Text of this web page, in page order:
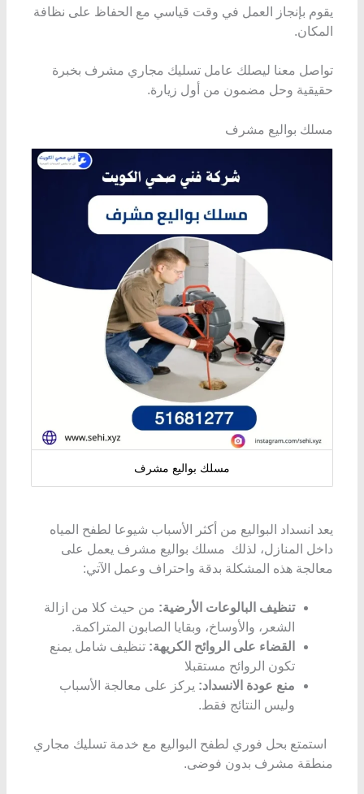
يقوم بإنجاز العمل في وقت قياسي مع الحفاظ على نظافة
المكان.
تواصل معنا ليصلك عامل تسليك مجاري مشرف بخبرة
حقيقية وحل مضمون من أول زيارة.
مسلك بواليع مشرف
مسلك بواليع مشرف
يعد انسداد البواليع من أكثر الأسباب شيوعا لطفح المياه
داخل المنازل، لذلك مسلك بواليع مشرف يعمل على
معالجة هذه المشكلة بدقة واحتراف وعمل الآتي:
تنظيف البالوعات الأرضية: من حيث كلا من ازالة
الشعر، والأوساخ، وبقايا الصابون المتراكمة.
القضاء على الروائح الكريهة: تنظيف شامل يمنع
تكون الروائح مستقبلا
منع عودة الانسداد: يركز على معالجة الأسباب
وليس النتائج فقط.
استمتع بحل فوري لطفح البواليع مع خدمة تسليك مجاري
منطقة مشرف بدون فوضى.